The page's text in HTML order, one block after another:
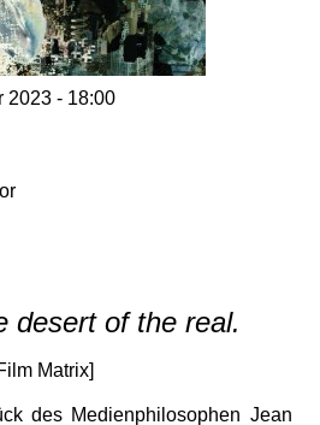
2023 - 18:00
desert of the real.
Matrix]
des Medienphilosophen Jean